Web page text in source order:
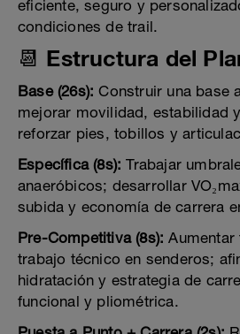
eficiente, seguro y
condiciones de trail.
📆 Estructura del
Base (26s): Construir una base
mejorar movilidad, estabilidad
reforzar pies, tobillos y
Específica (8s): Trabajar
anaeróbicos; desarrollar
subida y economía de carrera
Pre-Competitiva (8s):
trabajo técnico en senderos;
hidratación y estrategia de
funcional y pliométrica.